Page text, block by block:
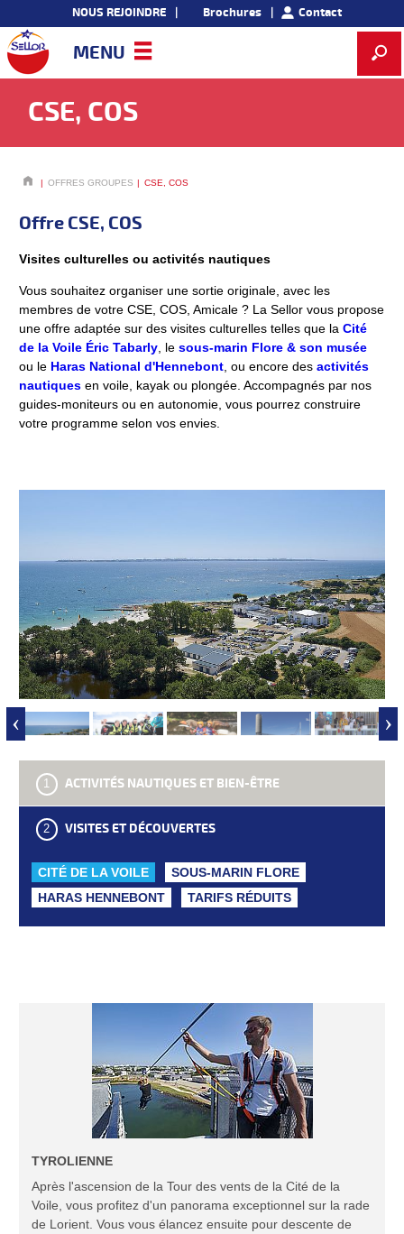
NOUS REJOINDRE Brochures Contact
MENU
CSE, COS
OFFRES GROUPES CSE, COS
Offre CSE, COS
Visites culturelles ou activités nautiques
Vous souhaitez organiser une sortie originale, avec les
membres de votre CSE, COS, Amicale ? La Sellor vous propose
une offre adaptée sur des visites culturelles telles que laCité
de la Voile Éric Tabarly , lesous-marin Flore & son musée
ou le Haras National d'Hennebont , ou encore desactivités
nautiques en voile, kayak ou plongée. Accompagnés par nos
guides-moniteurs ou en autonomie, vous pourrez construire
votre programme selon vos envies.
‹ ›
ACTIVITÉS NAUTIQUES ET BIEN-ÊTRE
VISITES ET DÉCOUVERTES
CITÉ DE LA VOILE
SOUS-MARIN FLORE
HARAS HENNEBONT
TARIFS RÉDUITS
TYROLIENNE
Après l'ascension de la Tour des vents de la Cité de la
Voile, vous profitez d'un panorama exceptionnel sur la rade
de Lorient. Vous vous élancez ensuite pour descente de